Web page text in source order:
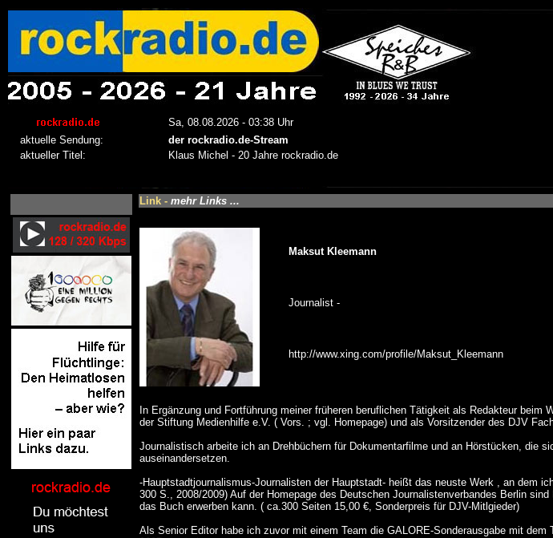
Link - mehr Links ...
Maksut Kleemann
Journalist -
http://www.xing.com/profile/Maksut_Kleemann
In Ergänzung und Fortführung meiner früheren beruflichen Tätigkeit als Redakteur
der Stiftung Medienhilfe e.V. ( Vors. ; vgl. Homepage) und als Vorsitzender des DJV
Journalistisch arbeite ich an Drehbüchern für Dokumentarfilme und an Hörstücken, die
auseinandersetzen.
-Hauptstadtjournalismus-Journalisten der Hauptstadt- heißt das neuste Werk , an dem
300 S., 2008/2009) Auf der Homepage des Deutschen Journalistenverbandes Berlin
das Buch erwerben kann. ( ca.300 Seiten 15,00 €, Sonderpreis für DJV-Mitlgieder)
Als Senior Editor habe ich zuvor mit einem Team die GALORE-Sonderausgabe mit